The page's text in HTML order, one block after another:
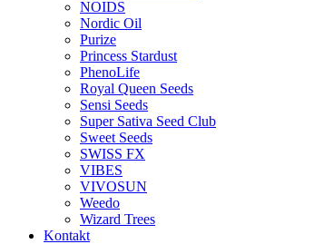
NOIDS
Nordic Oil
Purize
Princess Stardust
PhenoLife
Royal Queen Seeds
Sensi Seeds
Super Sativa Seed Club
Sweet Seeds
SWISS FX
VIBES
VIVOSUN
Weedo
Wizard Trees
Kontakt